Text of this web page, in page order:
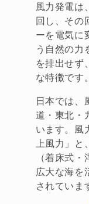
風力発電は
回し、その
ーを電気に
う自然の力
を排出せず
な特徴です。
日本では、
道・東北・
います。風
上風力」
（着床式
広大な海を
されていま